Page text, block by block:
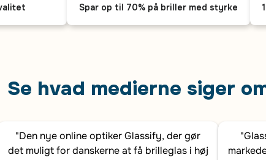
Spar op til 70% på briller med styrke
Se hvad medierne siger
"Den nye online optiker Glassify, der gør
det muligt for danskerne at få brilleglas i høj